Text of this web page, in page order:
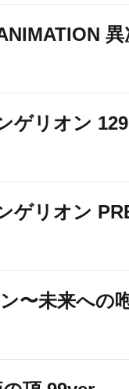
異
ゲリオン 129
ゲリオン
〜未来への